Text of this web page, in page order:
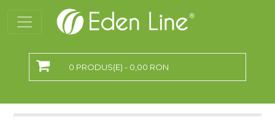
0 PRODUS(E) - 0,00 RON